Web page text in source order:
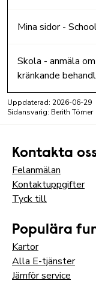
Mina sidor -
Skola - anmäla
kränkande
Uppdaterad: 2026-06-29
Sidansvarig: Berith Törner
Kontakta
Felanmälan
Kontaktuppgifter
Tyck till
Populära
Kartor
Alla E-tjänster
Jämför service